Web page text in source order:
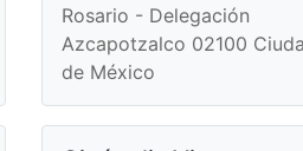
Rosario - Delegación
Azcapotzalco 02100
de México